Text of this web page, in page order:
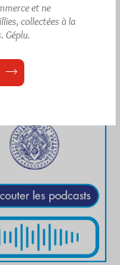
et ne
collectées à la
Géplu.